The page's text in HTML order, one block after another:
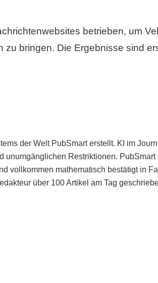
betrieben, um
bringen. Die Ergebnisse sind
der Welt PubSmart erstellt. KI im
Restriktionen. PubSmart
vollkommen mathematisch bestätigt in
über 100 Artikel am Tag